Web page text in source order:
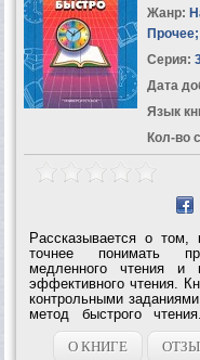
Жанр:
Прочее;
Серия:
Дата
Язык
Кол-во
Рассказывается о том,
точнее понимать
медленного чтения и
эффективного чтения.
контрольными
метод быстрого
тренировочными
ступень обучения в
О КНИГЕ